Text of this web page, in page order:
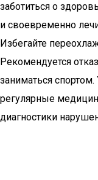
заботиться о
и своевременно
Избегайте
Рекомендуется
заниматься
регулярные
диагностики